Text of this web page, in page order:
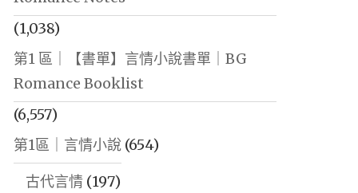
(1,038)
第1 區｜【書單】言情小說書單｜BG
Romance Booklist
(6,557)
第1區｜言情小說(654)
古代言情(197)